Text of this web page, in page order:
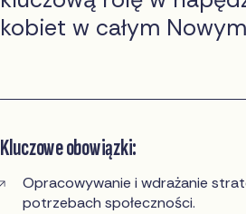
kobiet w całym
Kluczowe obowiązki:
Opracowywanie i wdrażanie
potrzebach społeczności.